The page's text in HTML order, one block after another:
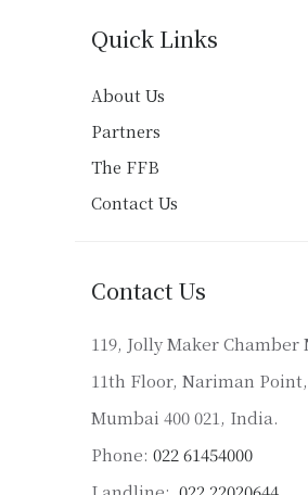
Quick Links
About Us
Partners
The FFB
Contact Us
Contact Us
119, Jolly Maker Chamber
11th Floor, Nariman Point,
Mumbai 400 021, India.
Phone: 022 61454000